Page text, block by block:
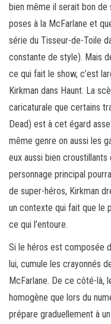
bien même il serait bon
poses à la McFarlane et
série du Tisseur-de-Toile
constante de style). Mais
ce qui fait le show, c’est
Kirkman dans Haunt. La
caricaturale que certains
Dead) est à cet égard
même genre on aussi les
eux aussi bien
personnage principal
de super-héros, Kirkman
un contexte qui fait que le
ce qui l’entoure.
Si le héros est composée
lui, cumule les crayonnés
McFarlane. De ce côté-là,
homogène que lors du
prépare graduellement à